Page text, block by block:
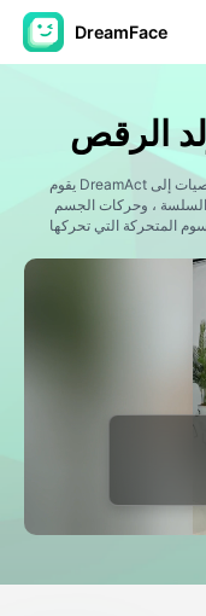
DreamFace
الذكاء الاصطناعي
الصورة الرمزية
فيديو AI
العفو الدولية
القوالب
يقوم DreamAct بتحويل الصور الشخصية والصورة الرمزية والشخصيات إلى
، وحركات الجسم
المتحركة التي تحركها
فيديو قصير يركز على